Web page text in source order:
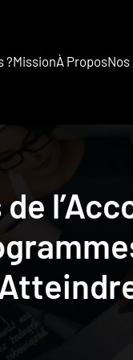
?MissionÀ Propos